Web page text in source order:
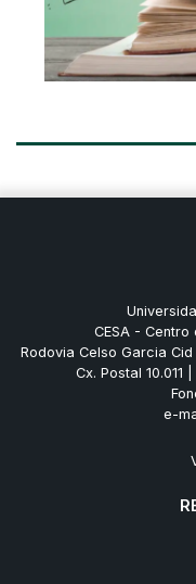
CESA -
Rodovia Celso Garcia
Cx. Postal 10.011
e-